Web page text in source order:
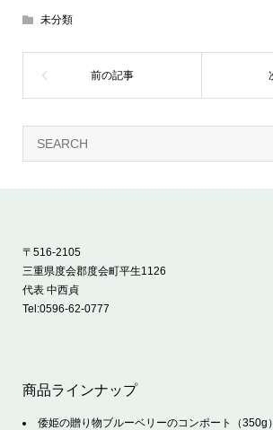
未分類
〒516-2105
三重県度会郡度会町平生1126
代表 中西貞
Tel:0596-62-0777
商品ラインナップ
倭姫の贈り物ブルーベリーのコンポート（350g）